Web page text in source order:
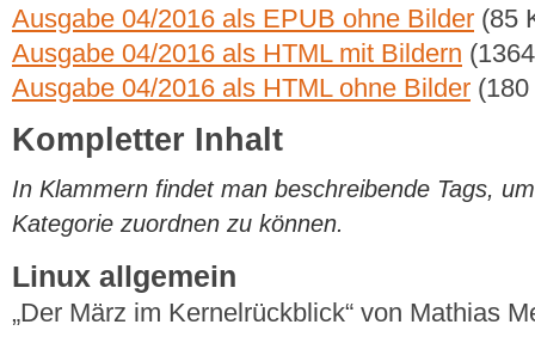
Ausgabe 04/2016 als EPUB ohne Bilder (85
Ausgabe 04/2016 als HTML mit Bildern
Ausgabe 04/2016 als HTML ohne Bilder
Kompletter Inhalt
In Klammern findet man beschreibende Tags,
Kategorie zuordnen zu können.
Linux allgemein
„Der März im Kernelrückblick“ von Mathias